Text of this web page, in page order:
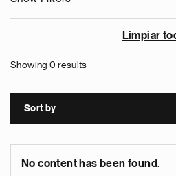
Limpiar
Showing 0 results
Sort by
No content has been found.